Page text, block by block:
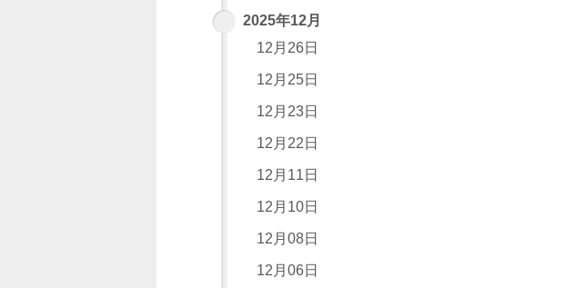
2025年12月
12月26日
12月25日
12月23日
12月22日
12月11日
12月10日
12月08日
12月06日